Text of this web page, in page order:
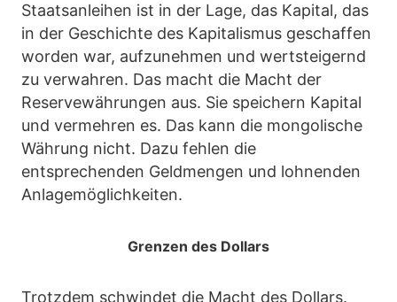
Staatsanleihen ist in der Lage, das Kapital, das
in der Geschichte des Kapitalismus geschaffen
worden war, aufzunehmen und wertsteigernd
zu verwahren. Das macht die Macht der
Reservewährungen aus. Sie speichern Kapital
und vermehren es. Das kann die mongolische
Währung nicht. Dazu fehlen die
entsprechenden Geldmengen und lohnenden
Anlagemöglichkeiten.
Grenzen des Dollars
Trotzdem schwindet die Macht des Dollars.